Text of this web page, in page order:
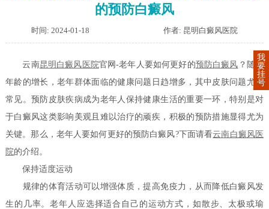
的预防白癜风
时间: 2024-01-18 作者: 昆明白癜风医院
云南昆明白癜风医院官网-老年人要如何更好的预防白癜风 ？随着
年龄的增长，老年群体面临的健康问题日趋增多，其中皮肤问题尤为
常见。预防皮肤疾病成为老年人保持健康生活的重要一环，特别是对
于白癜风这类影响美观且难以治疗的顽疾，积极的预防措施显得尤为
关键。那么，老年人要如何更好的预防白癜风?下面请看云南白癜风医
院的介绍。
保持适度运动
规律的体育活动可以增强体质，提高免疫力，从而降低白癜风发
生的几率。老年人应选择适合自己的运动方式，如散步、太极或瑜
我
要
挂
号